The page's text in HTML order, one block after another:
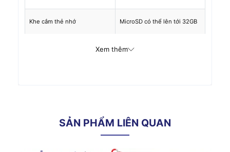
Khe cắm thẻ nhớ MicroSD có thể lên tới 32GB
8MP Autofocus
Xem thêm
SẢN PHẨM LIÊN QUAN